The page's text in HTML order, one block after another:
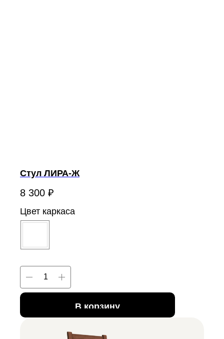
Стул ЛИРА-Ж
8 300 ₽
Цвет каркаса
В корзину